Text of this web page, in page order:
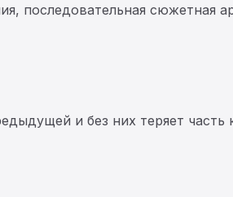
последовательная сюжетная
и без них теряет часть